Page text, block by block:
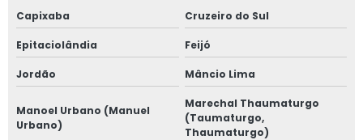
Capixaba Cruzeiro do Sul
Epitaciolândia Feijó
Jordão Mâncio Lima
Manoel Urbano (Manuel
Urbano)
Marechal Thaumaturgo
(Taumaturgo,
Thaumaturgo)